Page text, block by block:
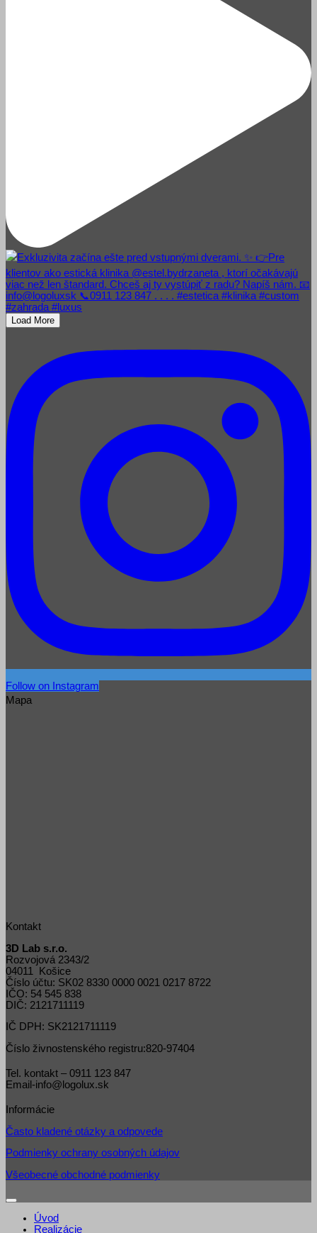
Load More
Follow on Instagram
Mapa
Kontakt
3D Lab s.r.o.
Rozvojová 2343/2
04011 Košice
Číslo účtu: SK02 8330 0000 0021 0217 8722
IČO: 54 545 838
DIČ: 2121711119
IČ DPH: SK2121711119
Číslo živnostenského registru:820-97404
Tel. kontakt – 0911 123 847
Email-info@logolux.sk
Informácie
Často kladené otázky a odpovede
Podmienky ochrany osobných údajov
Všeobecné obchodné podmienky
Úvod
Realizácie